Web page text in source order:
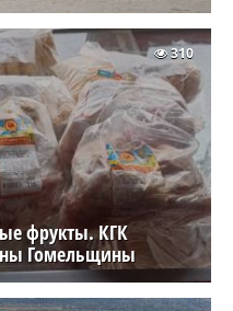
фрукты. КГК
Гомельщины
310